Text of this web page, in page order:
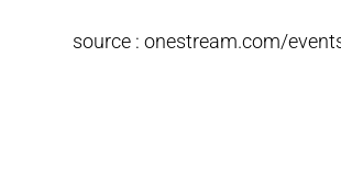
source : onestream.com/